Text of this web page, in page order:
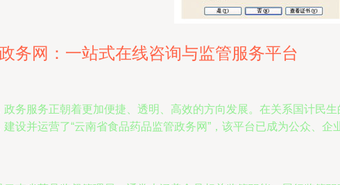
务网：一站式在线咨询与监管服务平台
务服务正朝着更加便捷、透明、高效的方向发展。在关系国计民
设并运营了“云南省食品药品监管政务网”，该平台已成为公众、